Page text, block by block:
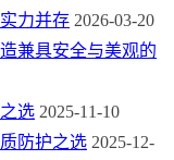
力并存 2026-03-20
兼具安全与美观的
选 2025-11-10
防护之选 2025-12-